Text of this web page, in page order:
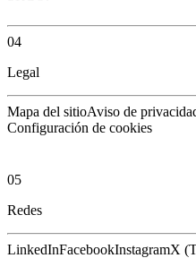
04
Legal
Mapa del sitioAviso de
Configuración de cookies
05
Redes
LinkedInFacebookInstagramX